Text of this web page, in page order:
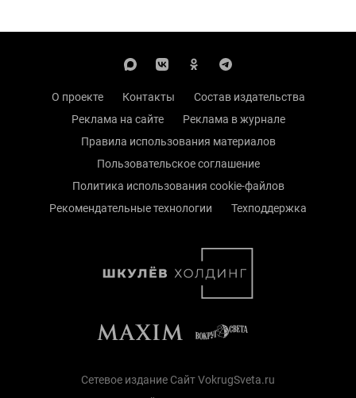
О проекте Контакты
Состав издательства
Реклама на сайте
Реклама в журнале
Правила использования материалов
Пользовательское соглашение
Политика использования cookie-файлов
Рекомендательные технологии
Техподдержка
Сетевое издание Сайт VokrugSveta.ru